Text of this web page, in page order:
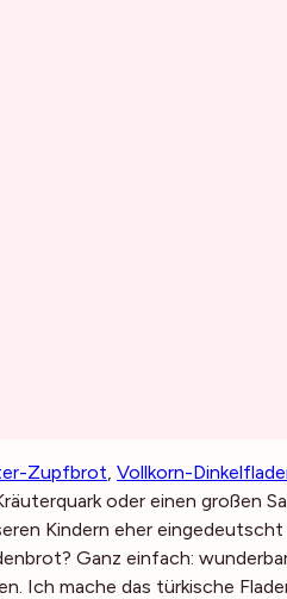
Zupfbrot, Vollkorn-
oder einen großen
Kindern eher
Ganz einfach:
Ich mache das türkische